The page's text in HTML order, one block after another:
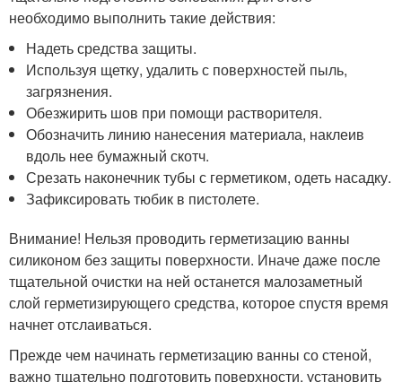
необходимо выполнить такие действия:
Надеть средства защиты.
Используя щетку, удалить с поверхностей пыль,
загрязнения.
Обезжирить шов при помощи растворителя.
Обозначить линию нанесения материала, наклеив
вдоль нее бумажный скотч.
Срезать наконечник тубы с герметиком, одеть насадку.
Зафиксировать тюбик в пистолете.
Внимание! Нельзя проводить герметизацию ванны
силиконом без защиты поверхности. Иначе даже после
тщательной очистки на ней останется малозаметный
слой герметизирующего средства, которое спустя время
начнет отслаиваться.
Прежде чем начинать герметизацию ванны со стеной,
важно тщательно подготовить поверхности, установить